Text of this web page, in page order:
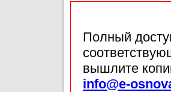
Полный
вышлите
info@e-